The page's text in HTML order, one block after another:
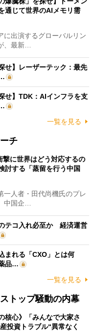
通じて世界のAIメモリ需
出演するグローバルリン
、最新…
せ】レーザーテック：最先
せ】TDK：AIインフラを支
一覧を見る
チ
に世界はどう対応するの
する「蒸留を行う中国
人者・田代尚機氏のプレ
中国企…
テコ入れ必至か 経済運営
まれる「CXO」とは何
品…
一覧を見る
トップ騒動の内幕
核心》「みんなで大家さ
投資トラブル“異常なく